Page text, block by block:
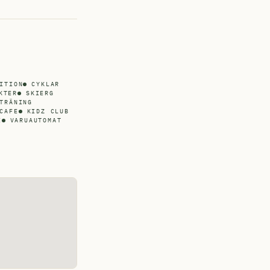
CYKLAR
SKIERG
CAFE
KIDZ CLUB
VARUAUTOMAT